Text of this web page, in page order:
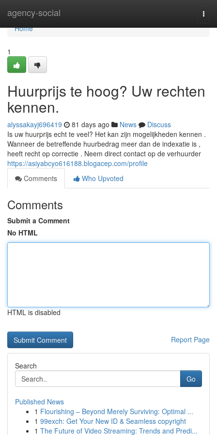
agency-social
Home
Home
1
Huurprijs te hoog? Uw rechten
kennen.
alyssakayj696419 81 days ago News
Discuss
Is uw huurprijs echt te veel? Het kan zijn mogelijkheden kennen .
Wanneer de betreffende huurbedrag meer dan de indexatie is ,
heeft recht op correctie . Neem direct contact op de verhuurder
https://asiyabcyo616188.blogacep.com/profile
Comments
Who Upvoted
Comments
Submit a Comment
No HTML
HTML is disabled
Report Page
Search
Go
Published News
1 Flourishing – Beyond Merely Surviving: Optimal ...
1 99exch: Get Your New ID & Seamless copyright
1 The Future of Video Streaming: Trends and Predi...